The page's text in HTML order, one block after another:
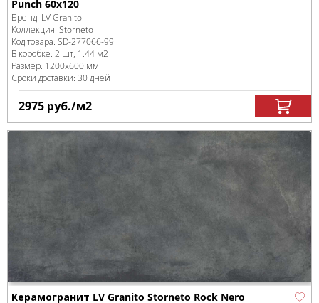
Punch 60x120
Бренд: LV Granito
Коллекция: Storneto
Код товара: SD-277066-99
В коробке: 2 шт, 1.44 м2
Размер: 1200x600 мм
Сроки доставки: 30 дней
2975 руб./м2
Керамогранит LV Granito Storneto Rock Nero